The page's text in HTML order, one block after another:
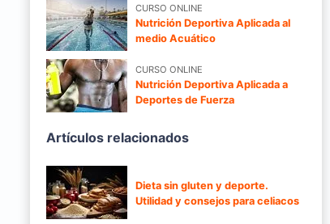
CURSO ONLINE
Nutrición Deportiva Aplicada al
medio Acuático
CURSO ONLINE
Nutrición Deportiva Aplicada a
Deportes de Fuerza
Artículos relacionados
Dieta sin gluten y deporte.
Utilidad y consejos para celiacos